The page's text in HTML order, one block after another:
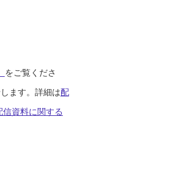
をご覧くださ
ます。詳細は配
信資料に関する